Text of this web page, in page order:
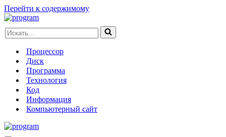
Перейти к содержимому
Искать...
Процессор
Диск
Программа
Технология
Код
Информация
Компьютерный сайт